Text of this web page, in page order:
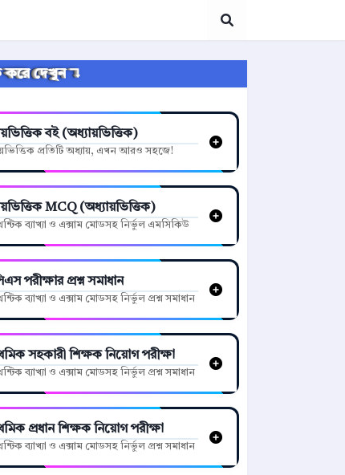
করে দেখুন ↴
বই (অধ্যায়ভিত্তিক)
প্রতিটি অধ্যায়, এখন আরও সহজে!
MCQ (অধ্যায়ভিত্তিক)
ব্যাখ্যা ও এক্সাম মোডসহ নির্ভুল এমসিকিউ
পরীক্ষার প্রশ্ন সমাধান
ব্যাখ্যা ও এক্সাম মোডসহ নির্ভুল প্রশ্ন সমাধান
সহকারী শিক্ষক নিয়োগ পরীক্ষা
ব্যাখ্যা ও এক্সাম মোডসহ নির্ভুল প্রশ্ন সমাধান
প্রধান শিক্ষক নিয়োগ পরীক্ষা
ব্যাখ্যা ও এক্সাম মোডসহ নির্ভুল প্রশ্ন সমাধান